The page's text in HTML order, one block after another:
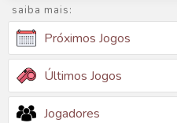
saiba mais:
Próximos Jogos
Últimos Jogos
Jogadores